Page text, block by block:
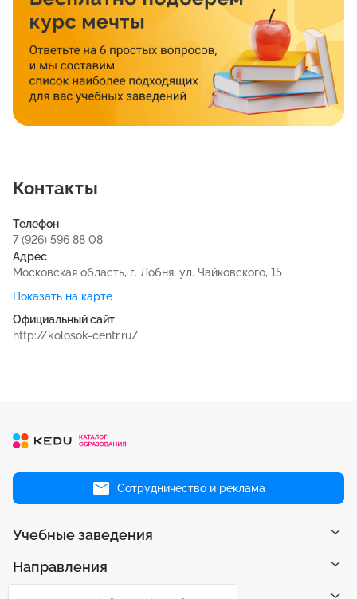
Контакты
Телефон
7 (926) 596 88 08
Адрес
Московская область, г. Лобня, ул. Чайковского, 15
Показать на карте
Официальный сайт
http://kolosok-centr.ru/
Сотрудничество и реклама
Учебные заведения
Направления